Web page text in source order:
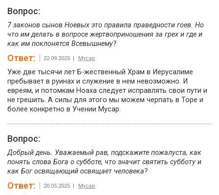
Вопрос:
7 законов сынов Ноевых это правила праведности гоев. Но
что им делать в вопросе жертвоприношения за грех и где и
как им поклонятся Всевышнему?
Ответ: 22.09.2025 | Мусар
Уже две тысячи лет Б-жественный Храм в Иерусалиме
пребывает в руинах и служение в нем невозможно. И
евреям, и потомкам Ноаха следует исправлять свои пути и
не грешить. А силы для этого мы можем черпать в Торе и
более конкретно в Учении Мусар.
Вопрос:
Добрый день. Уважаемый рав, подскажите пожалуста, как
понять слова Бога о субботе, что значит святить субботу и
как Бог освящающий освящает человека?
Ответ: 20.05.2025 | Мусар